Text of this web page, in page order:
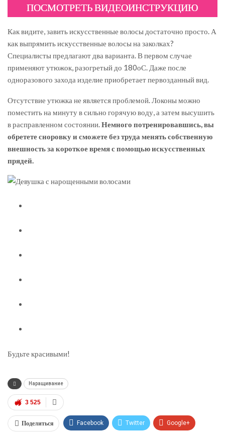
ПОСМОТРЕТЬ ВИДЕОИНСТРУКЦИЮ
Как видите, завить искусственные волосы достаточно просто. А
как выпрямить искусственные волосы на заколках?
Специалисты предлагают два варианта. В первом случае
применяют утюжок, разогретый до 180оС. Даже после
одноразового захода изделие приобретает первозданный вид.
Отсутствие утюжка не является проблемой. Локоны можно
поместить на минуту в сильно горячую воду, а затем высушить
в расправленном состоянии.Немного потренировавшись, вы
обретете сноровку и сможете без труда менять собственную
внешность за короткое время с помощью искусственных
прядей.
Будьте красивыми!
Наращивание
3 525
Поделиться Facebook Twitter Google+